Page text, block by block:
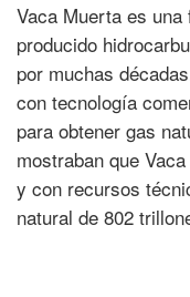
Vaca Muerta es
producido
por muchas
con tecnología
para obtener gas
mostraban que
y con recursos
natural de 802